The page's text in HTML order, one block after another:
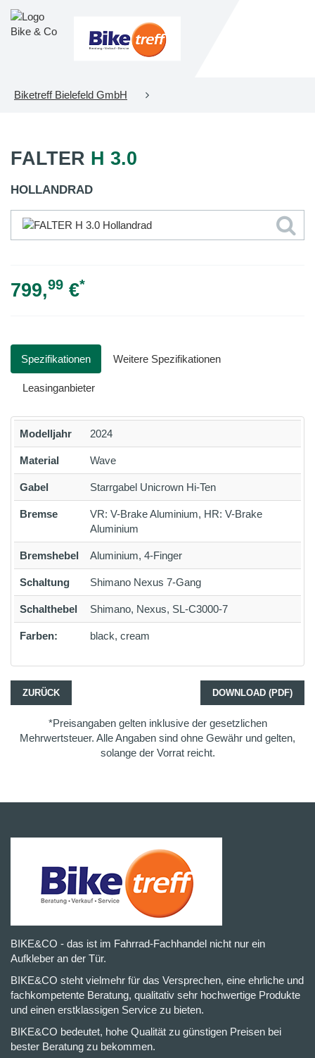
Biketreff Bielefeld GmbH
FALTER H 3.0
HOLLANDRAD
799,99 €*
Spezifikationen Weitere Spezifikationen
Leasinganbieter
Modelljahr 2024
Material Wave
Gabel Starrgabel Unicrown Hi-Ten
Bremse
VR: V-Brake Aluminium, HR: V-Brake
Aluminium
Bremshebel Aluminium, 4-Finger
Schaltung Shimano Nexus 7-Gang
Schalthebel Shimano, Nexus, SL-C3000-7
Farben: black, cream
ZURÜCK DOWNLOAD (PDF)
*Preisangaben gelten inklusive der gesetzlichen
Mehrwertsteuer. Alle Angaben sind ohne Gewähr und gelten,
solange der Vorrat reicht.
BIKE&CO - das ist im Fahrrad-Fachhandel nicht nur ein
Aufkleber an der Tür.
BIKE&CO steht vielmehr für das Versprechen, eine ehrliche und
fachkompetente Beratung, qualitativ sehr hochwertige Produkte
und einen erstklassigen Service zu bieten.
BIKE&CO bedeutet, hohe Qualität zu günstigen Preisen bei
bester Beratung zu bekommen.